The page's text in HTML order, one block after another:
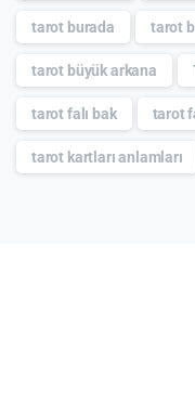
tarot burada tarot
tarot büyük arkana
tarot falı bak tarot
tarot kartları anlamları